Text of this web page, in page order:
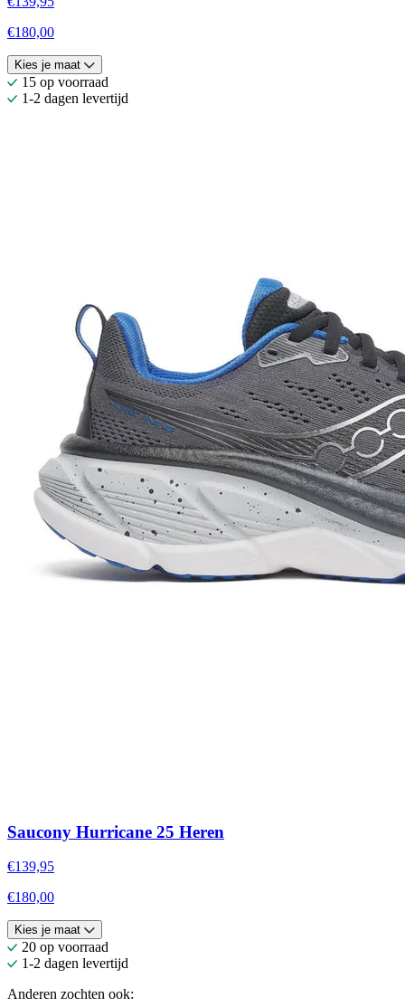
€180,00
Kies je maat
15 op voorraad
1-2 dagen levertijd
Saucony Hurricane 25 Heren
€139,95
€180,00
Kies je maat
20 op voorraad
1-2 dagen levertijd
Anderen zochten ook: